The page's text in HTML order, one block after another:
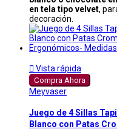
en tela tipo velvet,
decoración.
 Vista rápida
Compra Ahora
Meyvaser
Juego de 4 Sillas
Blanco con Patas